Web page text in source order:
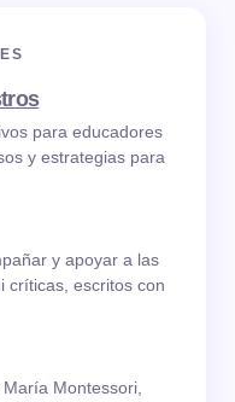
para educadores
y estrategias para
y apoyar a las
críticas, escritos con
Montessori,